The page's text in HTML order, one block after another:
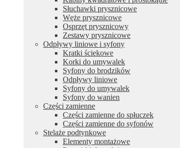
Słuchawki prysznicowe
Węże prysznicowe
Osprzęt prysznicowy
Zestawy prysznicowe
Odpływy liniowe i syfony
Kratki ściekowe
Korki do umywalek
Syfony do brodzików
Odpływy liniowe
Syfony do umywalek
Syfony do wanien
Części zamienne
Części zamienne do spłuczek
Części zamienne do syfonów
Stelaże podtynkowe
Elementy montażowe